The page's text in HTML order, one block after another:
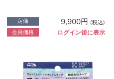
定価 9,900円 (税込)
会員価格 ログイン後に表示